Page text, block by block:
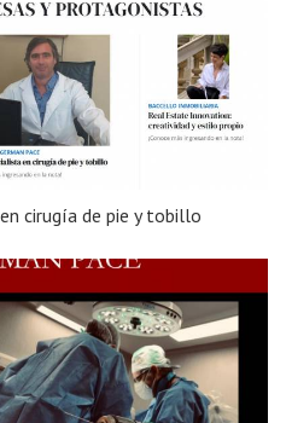
cirugía de pie y tobillo